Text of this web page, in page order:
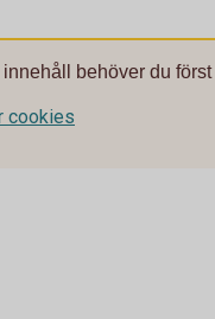
innehåll behöver du
cookies